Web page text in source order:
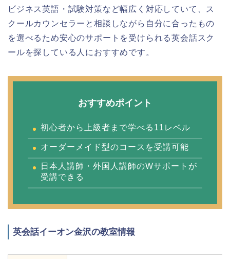
ビジネス英語・試験対策など幅広く対応していて、ス
クールカウンセラーと相談しながら自分に合ったもの
を選べるため安心のサポートを受けられる英会話スク
ールを探している人におすすめです。
おすすめポイント
初心者から上級者まで学べる11レベル
オーダーメイド型のコースを受講可能
日本人講師・外国人講師のWサポートが
受講できる
英会話イーオン金沢の教室情報